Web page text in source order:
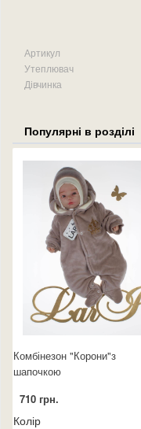
Артикул
Утеплювач
Дівчинка
Популярні в розділі
Комбінезон "Корони"з
шапочкою
710 грн.
Колір